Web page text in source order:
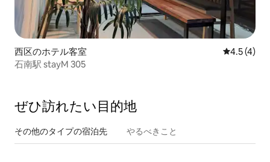
西区のホテル客室 レビュー4
4.5 (4)
石南駅 stayM 305
ぜひ訪⁠れ⁠た⁠い目⁠的⁠地
その他のタ⁠イ⁠プ⁠の宿⁠泊⁠先 やるべきこと